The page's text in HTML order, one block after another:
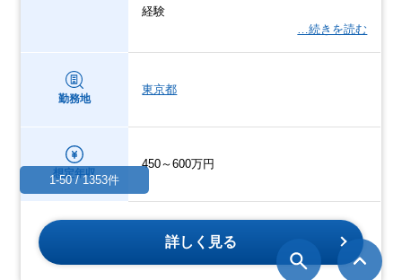
経験
…続きを読む
勤務地
東京都
想定年収
450～600万円
詳しく見る
1-50 / 1353件